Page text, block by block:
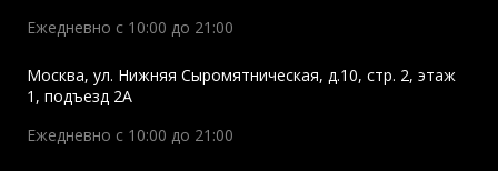
Ежедневно с 10:00 до 21:00
Москва, ул. Нижняя Сыромятническая, д.10, стр. 2, этаж
1, подъезд 2A
Ежедневно с 10:00 до 21:00